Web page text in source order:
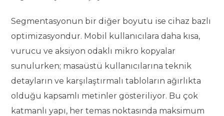
Segmentasyonun bir diğer boyutu ise cihaz bazlı
optimizasyondur. Mobil kullanıcılara daha kısa,
vurucu ve aksiyon odaklı mikro kopyalar
sunulurken; masaüstü kullanıcılarına teknik
detayların ve karşılaştırmalı tabloların ağırlıkta
olduğu kapsamlı metinler gösteriliyor. Bu çok
katmanlı yapı, her temas noktasında maksimum